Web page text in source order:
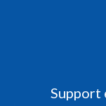
Support